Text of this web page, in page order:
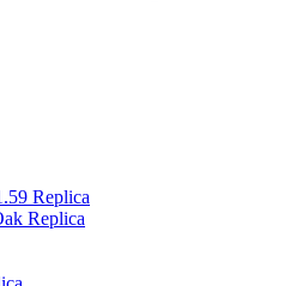
Replica
Replica